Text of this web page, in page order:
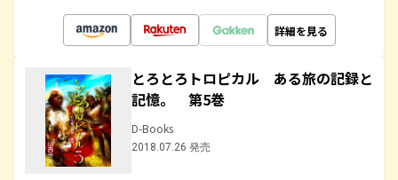
詳細を見る
とろとろトロピカル ある旅の記録と
記憶。 第5巻
D-Books
2018.07.26 発売